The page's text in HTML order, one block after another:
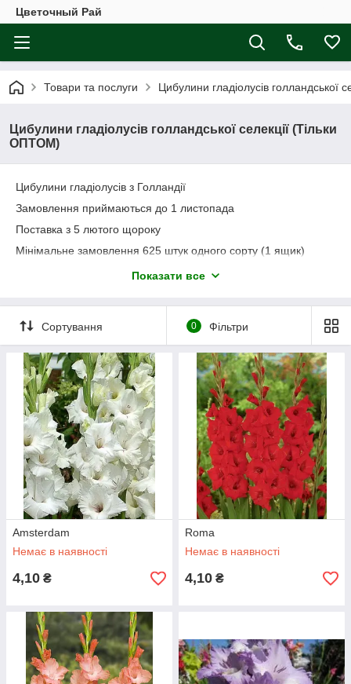
Цветочный Рай
Товари та послуги Цибулини гладіолусів голландської
Цибулини гладіолусів голландської селекції (Тільки
ОПТОМ)
Цибулини гладіолусів з Голландії
Замовлення приймаються до 1 листопада
Поставка з 5 лютого щороку
Мінімальне замовлення 625 штук одного сорту (1 ящик)
Показати все
Сортування 0 Фільтри
Amsterdam
Немає в наявності
4,10 ₴
Roma
Немає в наявності
4,10 ₴